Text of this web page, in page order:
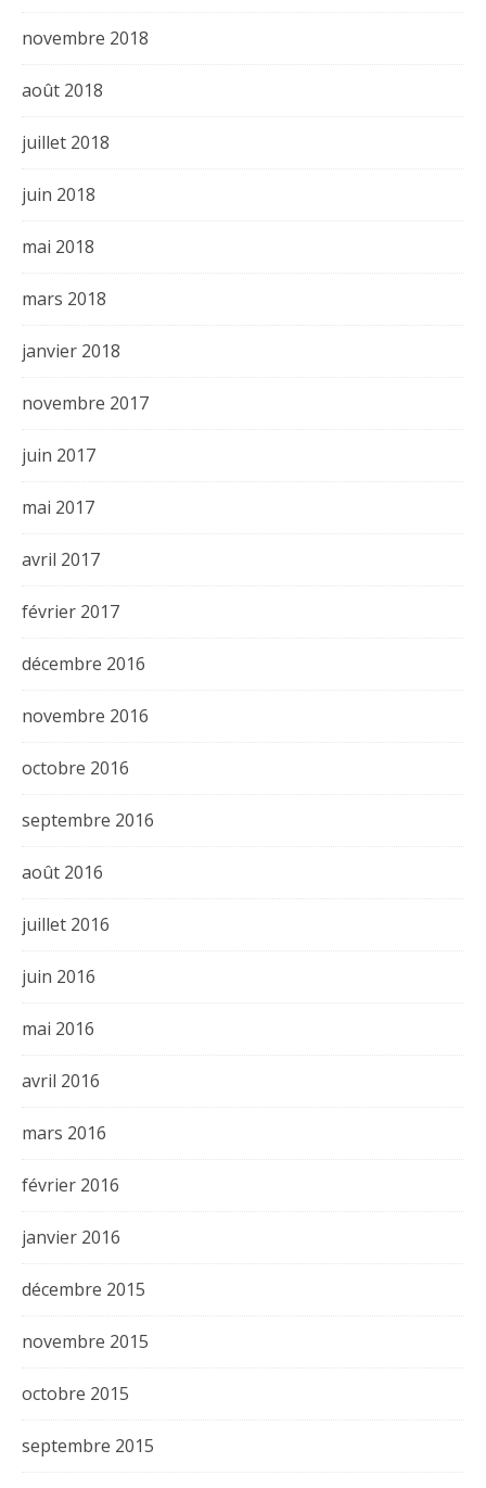
novembre 2018
août 2018
juillet 2018
juin 2018
mai 2018
mars 2018
janvier 2018
novembre 2017
juin 2017
mai 2017
avril 2017
février 2017
décembre 2016
novembre 2016
octobre 2016
septembre 2016
août 2016
juillet 2016
juin 2016
mai 2016
avril 2016
mars 2016
février 2016
janvier 2016
décembre 2015
novembre 2015
octobre 2015
septembre 2015